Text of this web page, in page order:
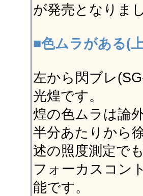
が発売となりま
■色ムラがある(
左から閃ブレ
光煌です。
煌の色ムラは論
半分あたりから
述の照度測定で
フォーカスコン
能です。